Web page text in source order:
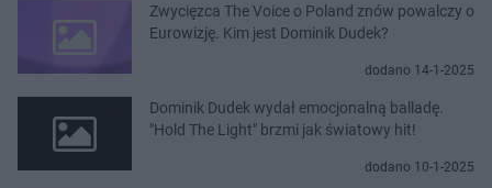
Zwycięzca The Voice o Poland znów powalczy o
Eurowizję. Kim jest Dominik Dudek?
dodano 14-1-2025
Dominik Dudek wydał emocjonalną balladę.
"Hold The Light" brzmi jak światowy hit!
dodano 10-1-2025